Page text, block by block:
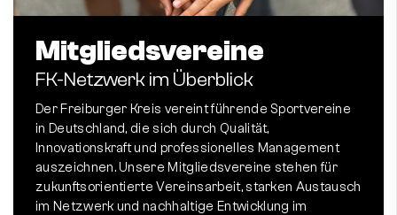
Mitgliedsvereine
FK-Netzwerk im Überblick
Der Freiburger Kreis vereint führende Sportvereine
in Deutschland, die sich durch Qualität,
Innovationskraft und professionelles Management
auszeichnen. Unsere Mitgliedsvereine stehen für
zukunftsorientierte Vereinsarbeit, starken Austausch
im Netzwerk und nachhaltige Entwicklung im